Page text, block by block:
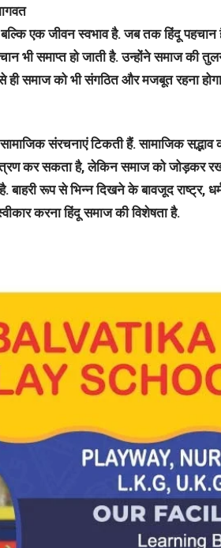
एक जीवन स्वभाव है. जब तक हिंदू पहचान
भी समाप्त हो जाती है. उन्होंने समाज की
समाज को भी संगठित और मजबूत रहना होगा,
संरचनाएं टिकती हैं. सामाजिक सद्भाव
कर सकता है, लेकिन समाज को जोड़कर
बाहरी रूप से भिन्न दिखने के बावजूद राष्ट्र,
करना हिंदू समाज की विशेषता है.